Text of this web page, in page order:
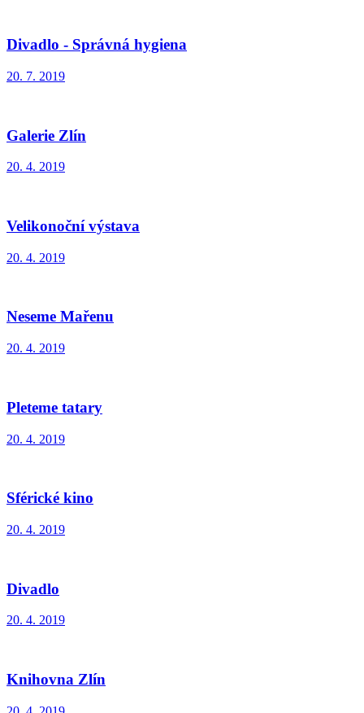
Divadlo - Správná hygiena
20. 7. 2019
Galerie Zlín
20. 4. 2019
Velikonoční výstava
20. 4. 2019
Neseme Mařenu
20. 4. 2019
Pleteme tatary
20. 4. 2019
Sférické kino
20. 4. 2019
Divadlo
20. 4. 2019
Knihovna Zlín